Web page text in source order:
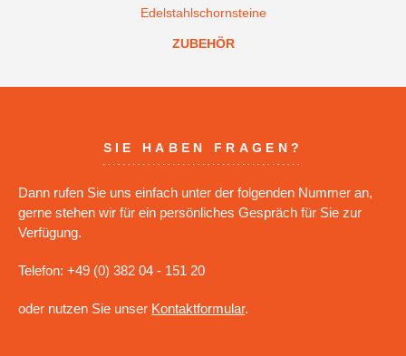
Edelstahlschornsteine
ZUBEHÖR
SIE HABEN FRAGEN?
Dann rufen Sie uns einfach unter der folgenden Nummer an,
gerne stehen wir für ein persönliches Gespräch für Sie zur
Verfügung.
Telefon: +49 (0) 382 04 - 151 20
oder nutzen Sie unser Kontaktformular.